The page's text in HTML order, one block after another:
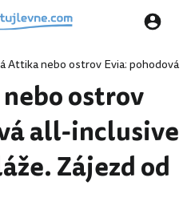
Attika nebo ostrov Evia: pohodová
ostrov
all-inclusive
Zájezd od